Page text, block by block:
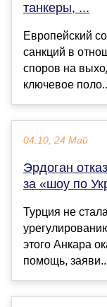
танкеры, ...
Европейский
санкций в
споров на
ключевое
04:10, 24 Май
Эрдоган
за «шоу по
Турция не
этого Анкара
помощь,